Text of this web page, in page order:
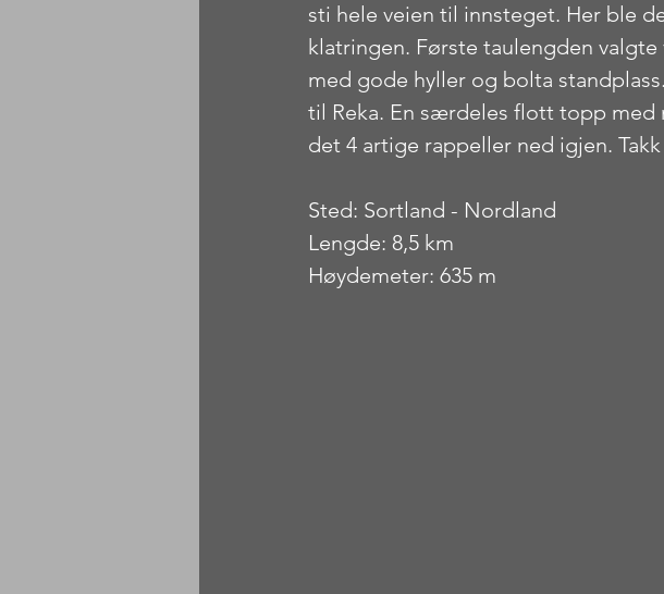
sti hele veien til innsteget. Her ble
klatringen. Første taulengden
med gode hyller og bolta
til Reka. En særdeles flott topp med
det 4 artige rappeller ned igjen.
Sted: Sortland - Nordland
Lengde: 8,5 km
Høydemeter: 635 m